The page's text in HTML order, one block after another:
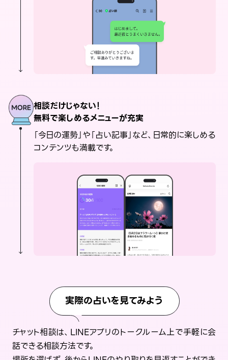
相談だけじゃない！
無料で楽しめるメニューが充実
「今日の運勢」や「占い記事」など、日常的に楽しめる
コンテンツも満載です。
実際の占いを見てみよう
チャット相談は、LINEアプリのトークルーム上で手軽に会
話できる相談方法です。